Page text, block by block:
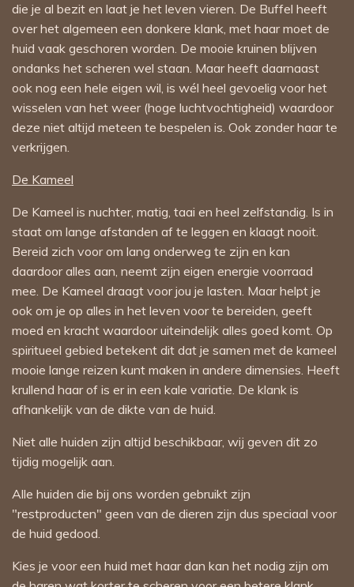
die je al bezit en laat je het leven vieren. De Buffel heeft
over het algemeen een donkere klank, met haar moet de
huid vaak geschoren worden. De mooie kruinen blijven
ondanks het scheren wel staan. Maar heeft daarnaast
ook nog een hele eigen wil, is wél heel gevoelig voor het
wisselen van het weer (hoge luchtvochtigheid) waardoor
deze niet altijd meteen te bespelen is. Ook zonder haar te
verkrijgen.
De Kameel
De Kameel is nuchter, matig, taai en heel zelfstandig. Is in
staat om lange afstanden af te leggen en klaagt nooit.
Bereid zich voor om lang onderweg te zijn en kan
daardoor alles aan, neemt zijn eigen energie voorraad
mee. De Kameel draagt voor jou je lasten. Maar helpt je
ook om je op alles in het leven voor te bereiden, geeft
moed en kracht waardoor uiteindelijk alles goed komt. Op
spiritueel gebied betekent dit dat je samen met de kameel
mooie lange reizen kunt maken in andere dimensies. Heeft
krullend haar of is er in een kale variatie. De klank is
afhankelijk van de dikte van de huid.
Niet alle huiden zijn altijd beschikbaar, wij geven dit zo
tijdig mogelijk aan.
Alle huiden die bij ons worden gebruikt zijn
"restproducten" geen van de dieren zijn dus speciaal voor
de huid gedood.
Kies je voor een huid met haar dan kan het nodig zijn om